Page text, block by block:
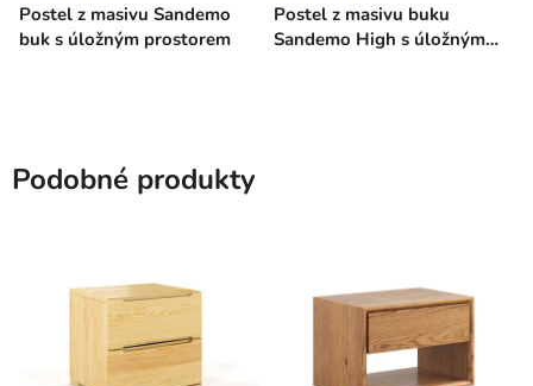
Postel z masivu Sandemo
buk s úložným prostorem
Postel z masivu buku
Sandemo High s úložným
Podobné produkty